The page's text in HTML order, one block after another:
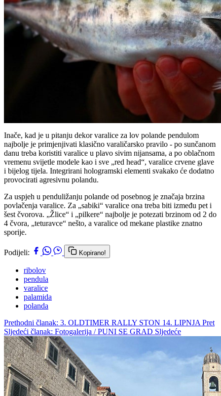
Inače, kad je u pitanju dekor varalice za lov polande pendulom
najbolje je primjenjivati klasično varaličarsko pravilo - po sunčanom
danu treba koristiti varalice u plavo sivim nijansama, a po oblačnom
vremenu svijetle modele kao i sve „red head“, varalice crvene glave
i bijelog tijela. Integrirani hologramski elementi svakako će dodatno
provocirati agresivnu polandu.
Za uspjeh u penduližanju polande od posebnog je značaja brzina
povlačenja varalice. Za „sabiki“ varalice ona treba biti između pet i
šest čvorova. „Žlice“ i „pilkere“ najbolje je potezati brzinom od 2 do
4 čvora, „teturavce“ nešto, a varalice od mekane plastike znatno
sporije.
Podijeli: Kopirano!
ribolov
pendula
varalice
palamida
polanda
Prethodni članak: 3. OLDTIMER RALLY STON 14. LIPNJA Pret
Sljedeći članak: Fotogalerija / PUNI SE GRAD Sljedeće